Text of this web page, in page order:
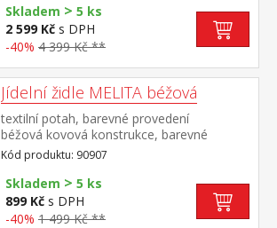
Skladem > 5 ks
2 599 Kč s DPH
-40% 4 399 Kč **
Jídelní židle MELITA béžová
textilní potah, barevné provedení
béžová kovová konstrukce, barevné
provedení černá výška sedu 50
cm doporučená nosnost do 120 kg
Kód produktu: 90907
Skladem > 5 ks
899 Kč s DPH
-40% 1 499 Kč **